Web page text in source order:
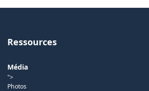
Ressources
Média
">
Photos